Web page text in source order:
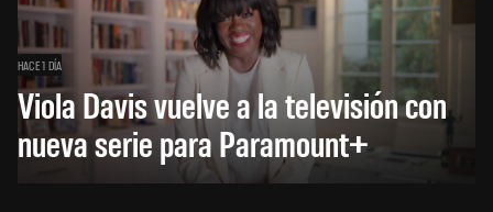
HACE 1 DÍA
Viola Davis vuelve a la televisión con
nueva serie para Paramount+